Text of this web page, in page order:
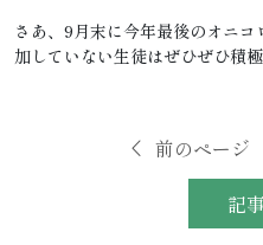
さあ、9月末に今年最後のオニ
加していない生徒はぜひぜひ積
前のページ
記